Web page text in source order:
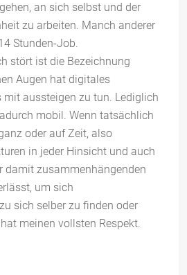
an sich selbst und der
zu arbeiten. Manch anderer
Stunden-Job.
stört ist die Bezeichnung
Augen hat digitales
aussteigen zu tun. Lediglich
mobil. Wenn tatsächlich
oder auf Zeit, also
in jeder Hinsicht und auch
damit zusammenhängenden
um sich
sich selber zu finden oder
meinen vollsten Respekt.